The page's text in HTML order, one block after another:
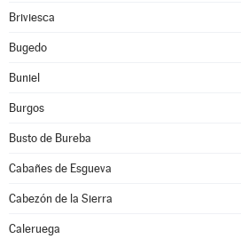
Briviesca
Bugedo
Buniel
Burgos
Busto de Bureba
Cabañes de Esgueva
Cabezón de la Sierra
Caleruega